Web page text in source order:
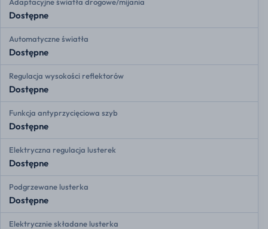
Adaptacyjne światła drogowe/mijania
Dostępne
Automatyczne światła
Dostępne
Regulacja wysokości reflektorów
Dostępne
Funkcja antyprzycięciowa szyb
Dostępne
Elektryczna regulacja lusterek
Dostępne
Podgrzewane lusterka
Dostępne
Elektrycznie składane lusterka